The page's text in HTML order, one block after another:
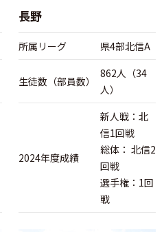
長野
所属リーグ 県4部北信A
生徒数（部員数）
862人（34
人）
2024年度成績
新人戦：北
信1回戦
総体： 北信2
回戦
選手権：1回
戦